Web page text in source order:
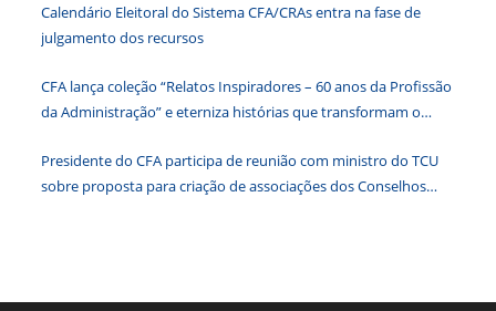
Calendário Eleitoral do Sistema CFA/CRAs entra na fase de
julgamento dos recursos
CFA lança coleção “Relatos Inspiradores – 60 anos da Profissão
da Administração” e eterniza histórias que transformam o
Presidente do CFA participa de reunião com ministro do TCU
sobre proposta para criação de associações dos Conselhos